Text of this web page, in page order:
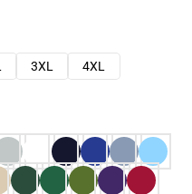
3XL
4XL